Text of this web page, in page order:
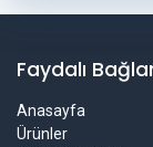
Faydalı
Anasayfa
Ürünler